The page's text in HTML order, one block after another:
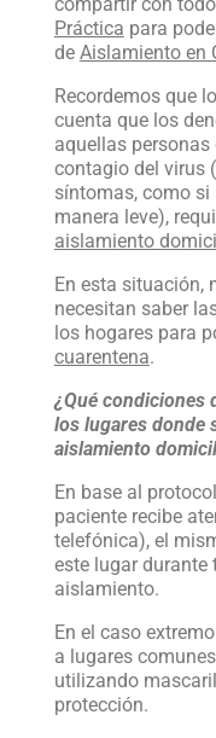
Práctica para
de Aislamiento en
Recordemos que
cuenta que los
aquellas
contagio del virus
síntomas, como
manera leve),
aislamiento
En esta situación,
necesitan saber
los hogares para
cuarentena.
¿Qué condiciones
los lugares donde
aislamiento
En base al
paciente recibe
telefónica), el
este lugar durante
aislamiento.
En el caso
a lugares
utilizando
protección.